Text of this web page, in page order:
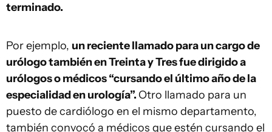
terminado.
Por ejemplo, un reciente llamado para un cargo de
urólogo también en Treinta y Tres fue dirigido a
urólogos o médicos “cursando el último año de la
especialidad en urología”. Otro llamado para un
puesto de cardiólogo en el mismo departamento,
también convocó a médicos que estén cursando el